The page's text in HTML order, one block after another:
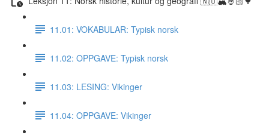
11.01: VOKABULAR: Typisk norsk
11.02: OPPGAVE: Typisk norsk
11.03: LESING: Vikinger
11.04: OPPGAVE: Vikinger